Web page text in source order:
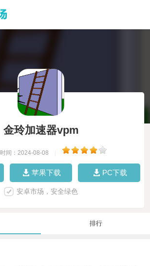
金玲加速器vpm
时间：2024-08-08
苹果下载 PC下载
安卓市场，安全绿色
排行